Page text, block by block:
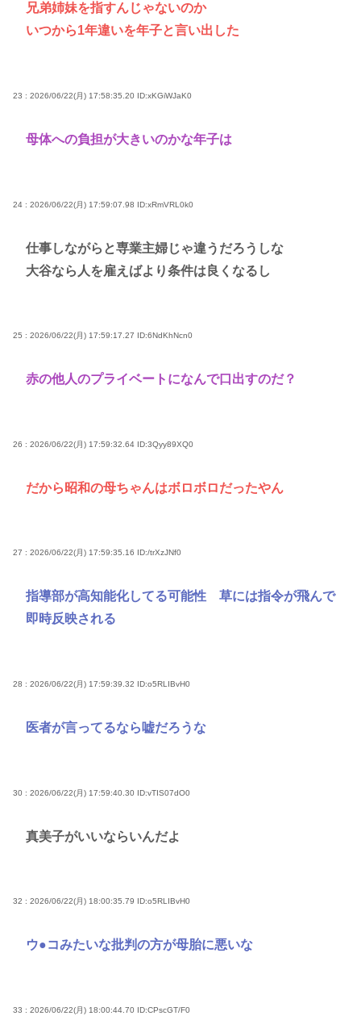
兄弟姉妹を指すんじゃないのか
いつから1年違いを年子と言い出した
23 : 2026/06/22(月) 17:58:35.20 ID:xKGiWJaK0
母体への負担が大きいのかな年子は
24 : 2026/06/22(月) 17:59:07.98 ID:xRmVRL0k0
仕事しながらと専業主婦じゃ違うだろうしな
大谷なら人を雇えばより条件は良くなるし
25 : 2026/06/22(月) 17:59:17.27 ID:6NdKhNcn0
赤の他人のプライベートになんで口出すのだ？
26 : 2026/06/22(月) 17:59:32.64 ID:3Qyy89XQ0
だから昭和の母ちゃんはボロボロだったやん
27 : 2026/06/22(月) 17:59:35.16 ID:/trXzJNf0
指導部が高知能化してる可能性 草には指令が飛んで
即時反映される
28 : 2026/06/22(月) 17:59:39.32 ID:o5RLIBvH0
医者が言ってるなら嘘だろうな
30 : 2026/06/22(月) 17:59:40.30 ID:vTIS07dO0
真美子がいいならいんだよ
32 : 2026/06/22(月) 18:00:35.79 ID:o5RLIBvH0
ウ●コみたいな批判の方が母胎に悪いな
33 : 2026/06/22(月) 18:00:44.70 ID:CPscGT/F0